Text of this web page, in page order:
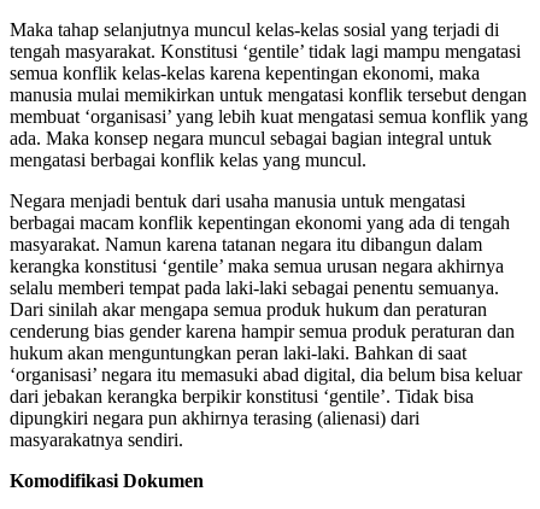
Maka tahap selanjutnya muncul kelas-kelas sosial yang terjadi di
tengah masyarakat. Konstitusi ‘gentile’ tidak lagi mampu mengatasi
semua konflik kelas-kelas karena kepentingan ekonomi, maka
manusia mulai memikirkan untuk mengatasi konflik tersebut dengan
membuat ‘organisasi’ yang lebih kuat mengatasi semua konflik yang
ada. Maka konsep negara muncul sebagai bagian integral untuk
mengatasi berbagai konflik kelas yang muncul.
Negara menjadi bentuk dari usaha manusia untuk mengatasi
berbagai macam konflik kepentingan ekonomi yang ada di tengah
masyarakat. Namun karena tatanan negara itu dibangun dalam
kerangka konstitusi ‘gentile’ maka semua urusan negara akhirnya
selalu memberi tempat pada laki-laki sebagai penentu semuanya.
Dari sinilah akar mengapa semua produk hukum dan peraturan
cenderung bias gender karena hampir semua produk peraturan dan
hukum akan menguntungkan peran laki-laki. Bahkan di saat
‘organisasi’ negara itu memasuki abad digital, dia belum bisa keluar
dari jebakan kerangka berpikir konstitusi ‘gentile’. Tidak bisa
dipungkiri negara pun akhirnya terasing (alienasi) dari
masyarakatnya sendiri.
Komodifikasi Dokumen